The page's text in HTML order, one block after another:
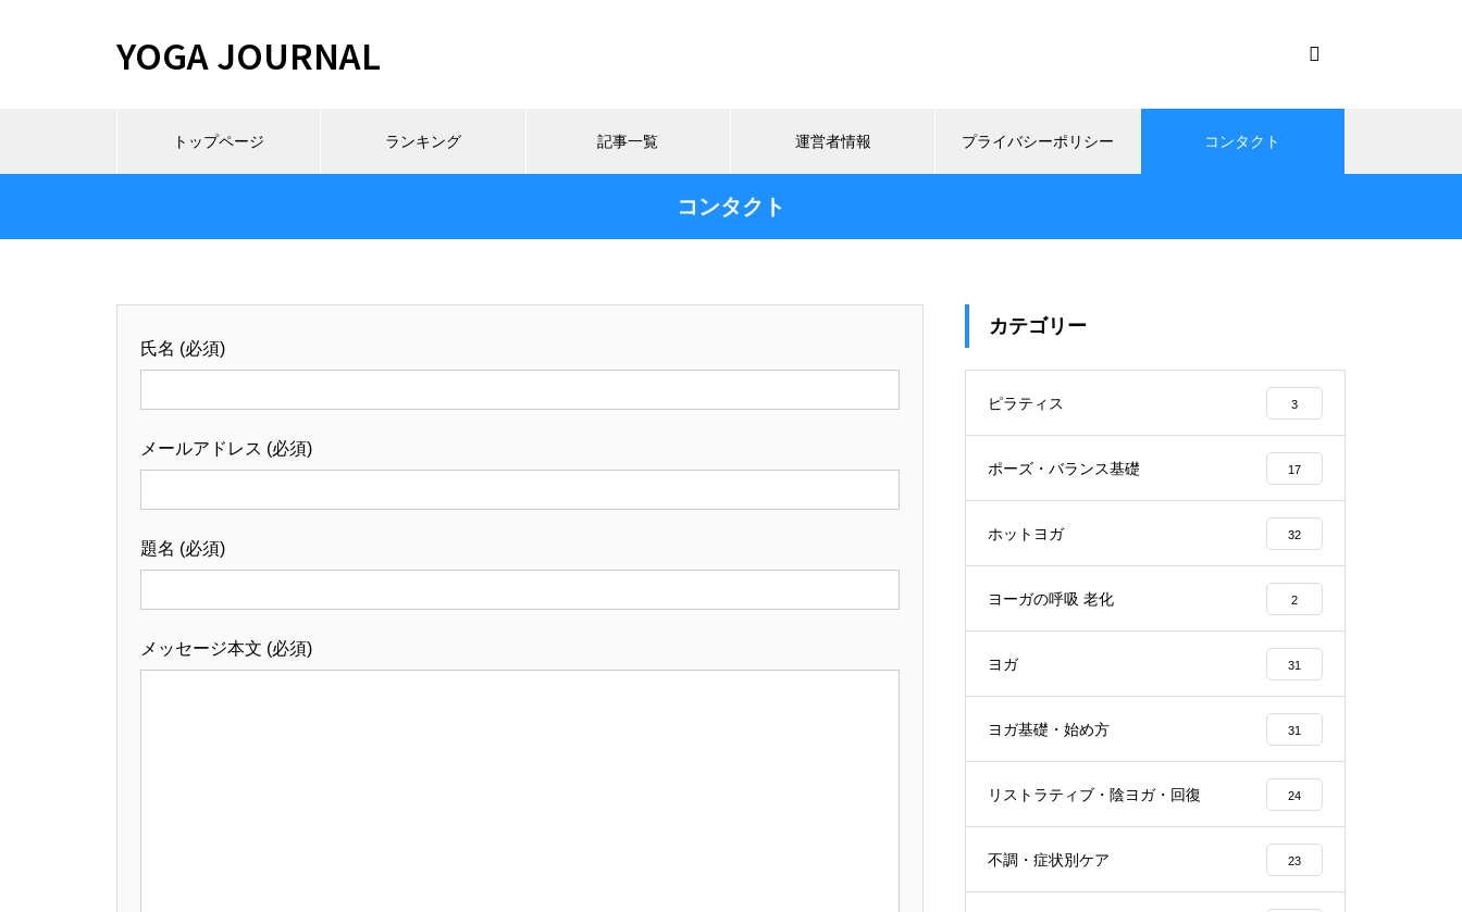
YOGA JOURNAL
トップページ ランキング 記事一覧 運営者情報 プライバシーポリシー コンタクト
コンタクト
氏名 (必須)
メールアドレス (必須)
題名 (必須)
メッセージ本文 (必須)
カテゴリー
ピラティス 3
ポーズ・バランス基礎 17
ホットヨガ 32
ヨーガの呼吸 老化 2
ヨガ 31
ヨガ基礎・始め方 31
リストラティブ・陰ヨガ・回復 24
不調・症状別ケア 23